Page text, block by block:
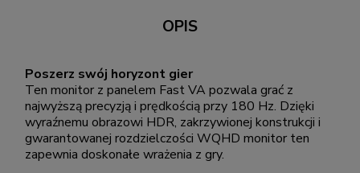
OPIS
Poszerz swój horyzont gier
Ten monitor z panelem Fast VA pozwala grać z
najwyższą precyzją i prędkością przy 180 Hz. Dzięki
wyraźnemu obrazowi HDR, zakrzywionej konstrukcji i
gwarantowanej rozdzielczości WQHD monitor ten
zapewnia doskonałe wrażenia z gry.